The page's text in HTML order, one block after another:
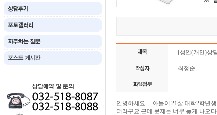
[성인(개인)상
최정순
안녕하세요. 아들이 21살 대학2학년
더라구요.근데 문제는 너무 늦게 나오